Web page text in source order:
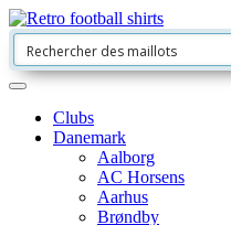
Clubs
Danemark
Aalborg
AC Horsens
Aarhus
Brøndby